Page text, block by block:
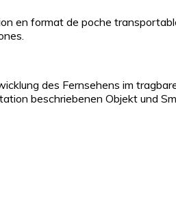
en format de poche
des Fernsehens im
beschriebenen Objekt und